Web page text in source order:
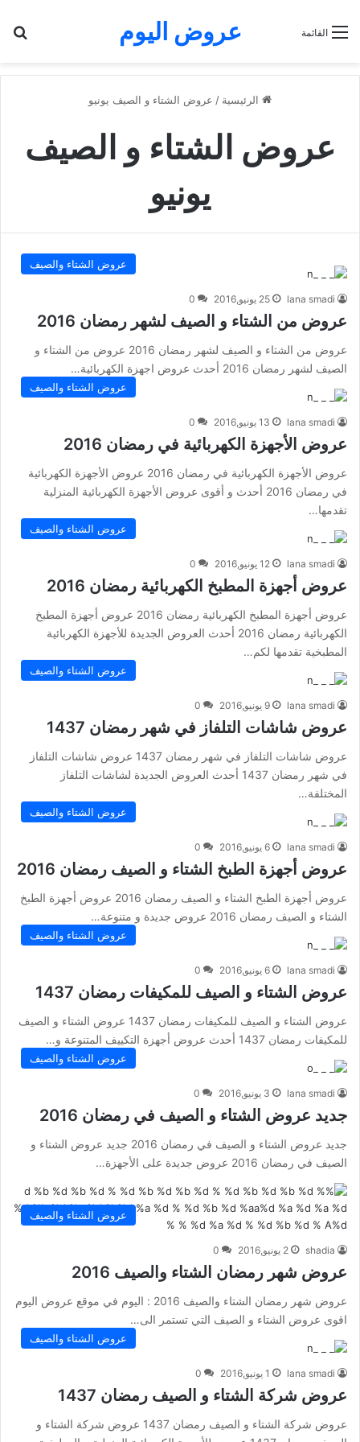
عروض اليوم القائمة
الرئيسية / عروض الشتاء و الصيف يونيو
عروض الشتاء و الصيف
يونيو
عروض الشتاء والصيف
lana smadi 25 يونيو,2016 0
عروض من الشتاء و الصيف لشهر رمضان 2016
عروض من الشتاء و الصيف لشهر رمضان 2016 عروض من الشتاء و
الصيف لشهر رمضان 2016 أحدث عروض اجهزة الكهربائية…
عروض الشتاء والصيف
lana smadi 13 يونيو,2016 0
عروض الأجهزة الكهربائية في رمضان 2016
عروض الأجهزة الكهربائية في رمضان 2016 عروض الأجهزة الكهربائية
في رمضان 2016 أحدث و أقوى عروض الأجهزة الكهربائية المنزلية
تقدمها…
عروض الشتاء والصيف
lana smadi 12 يونيو,2016 0
عروض أجهزة المطبخ الكهربائية رمضان 2016
عروض أجهزة المطبخ الكهربائية رمضان 2016 عروض أجهزة المطبخ
الكهربائية رمضان 2016 أحدث العروض الجديدة للأجهزة الكهربائية
المطبخية تقدمها لكم…
عروض الشتاء والصيف
lana smadi 9 يونيو,2016 0
عروض شاشات التلفاز في شهر رمضان 1437
عروض شاشات التلفاز في شهر رمضان 1437 عروض شاشات التلفاز
في شهر رمضان 1437 أحدث العروض الجديدة لشاشات التلفاز
المختلفة…
عروض الشتاء والصيف
lana smadi 6 يونيو,2016 0
عروض أجهزة الطبخ الشتاء و الصيف رمضان 2016
عروض أجهزة الطبخ الشتاء و الصيف رمضان 2016 عروض أجهزة الطبخ
الشتاء و الصيف رمضان 2016 عروض جديدة و متنوعة…
عروض الشتاء والصيف
lana smadi 6 يونيو,2016 0
عروض الشتاء و الصيف للمكيفات رمضان 1437
عروض الشتاء و الصيف للمكيفات رمضان 1437 عروض الشتاء و الصيف
للمكيفات رمضان 1437 أحدث عروض أجهزة التكييف المتنوعة و…
عروض الشتاء والصيف
lana smadi 3 يونيو,2016 0
جديد عروض الشتاء و الصيف في رمضان 2016
جديد عروض الشتاء و الصيف في رمضان 2016 جديد عروض الشتاء و
الصيف في رمضان 2016 عروض جديدة على الأجهزة…
عروض الشتاء والصيف
shadia 2 يونيو,2016 0
عروض شهر رمضان الشتاء والصيف 2016
عروض شهر رمضان الشتاء والصيف 2016 : اليوم في موقع عروض اليوم
اقوى عروض الشتاء و الصيف التي تستمر الى…
عروض الشتاء والصيف
lana smadi 1 يونيو,2016 0
عروض شركة الشتاء و الصيف رمضان 1437
عروض شركة الشتاء و الصيف رمضان 1437 عروض شركة الشتاء و